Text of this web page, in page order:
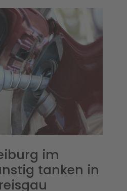
im
tanken in